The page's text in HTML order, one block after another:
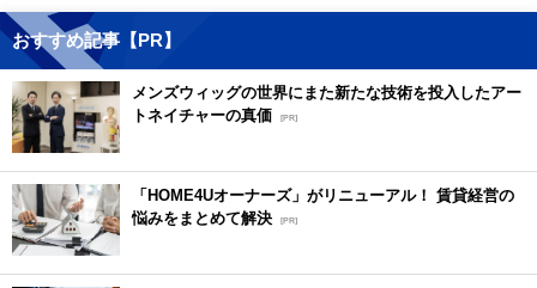
おすすめ記事【PR】
メンズウィッグの世界にまた新たな技術を投入したアー
トネイチャーの真価 [PR]
「HOME4Uオーナーズ」がリニューアル！ 賃貸経営の
悩みをまとめて解決 [PR]